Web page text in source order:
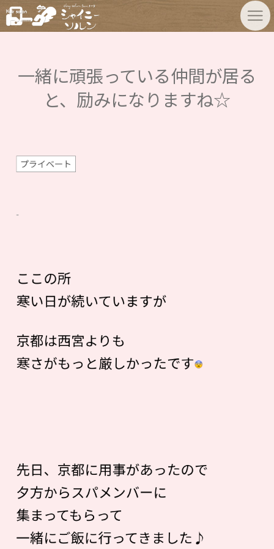
一緒に頑張っている仲間が居る
と、励みになりますね☆
プライベート
ここの所
寒い日が続いていますが
京都は西宮よりも
寒さがもっと厳しかったです
先日、京都に用事があったので
夕方からスパメンバーに
集まってもらって
一緒にご飯に行ってきました♪